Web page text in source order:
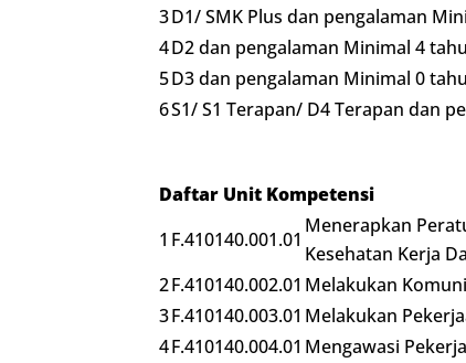
3D1/ SMK Plus dan pengalaman
4D2 dan pengalaman Minimal 4
5D3 dan pengalaman Minimal 0
6S1/ S1 Terapan/ D4 Terapan dan
Daftar Unit Kompetensi
1 F.410140.001.01
Menerapkan
Kesehatan Kerja
2F.410140.002.01 Melakukan
3F.410140.003.01 Melakukan
4F.410140.004.01 Mengawasi